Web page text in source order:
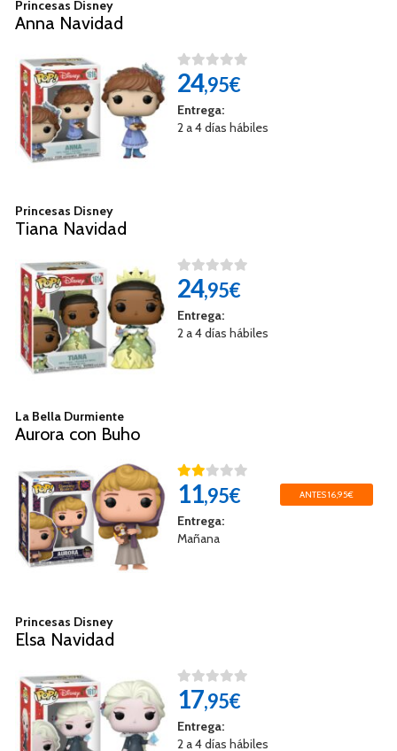
Princesas Disney
Anna Navidad
24,95€
Entrega:
2 a 4 días hábiles
Princesas Disney
Tiana Navidad
24,95€
Entrega:
2 a 4 días hábiles
La Bella Durmiente
Aurora con Buho
11,95€ ANTES 16,95€
Entrega:
Mañana
Princesas Disney
Elsa Navidad
17,95€
Entrega:
2 a 4 días hábiles